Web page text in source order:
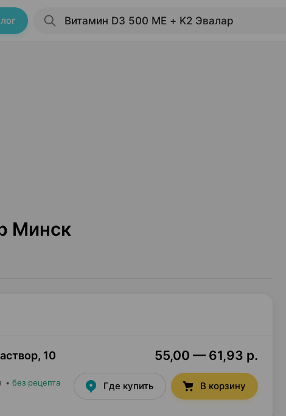
Минск
, 10
• без рецепта
55,00 — 61,93 р.
Где купить В корзину